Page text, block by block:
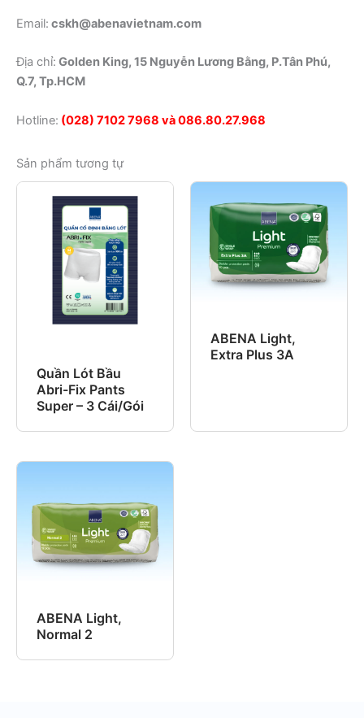
Email: cskh@abenavietnam.com
Địa chỉ: Golden King, 15 Nguyễn Lương Bằng, P.Tân Phú,
Q.7, Tp.HCM
Hotline: (028) 7102 7968 và 086.80.27.968
Sản phẩm tương tự
Quần Lót Bầu
Abri-Fix Pants
Super – 3 Cái/Gói
ABENA Light,
Extra Plus 3A
ABENA Light,
Normal 2